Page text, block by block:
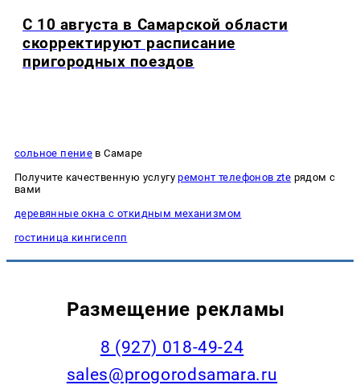
С 10 августа в Самарской области
скорректируют расписание
пригородных поездов
сольное пение в Самаре
Получите качественную услугуремонт телефонов zte рядом с
вами
деревянные окна с откидным механизмом
гостиница кингисепп
Размещение рекламы
8 (927) 018-49-24
sales@progorodsamara.ru